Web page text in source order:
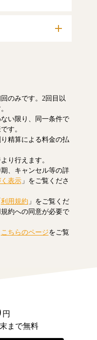
ジにてご確認い
お、日割り清算
のみです。2回目以
い限り、同一条件で
す。
精算による料金の払
り行えます。
、キャンセル等の詳
表示」をご覧くださ
利用規約 」をご覧くだ
約への同意が必要で
こちらのページをご覧
円
まで無料